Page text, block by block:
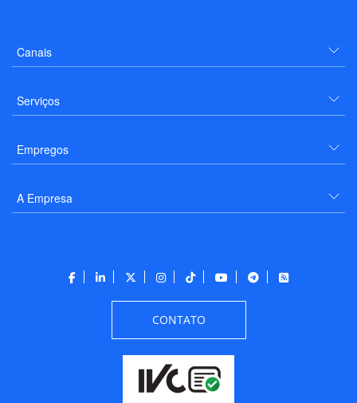
Canais
Serviços
Empregos
A Empresa
CONTATO